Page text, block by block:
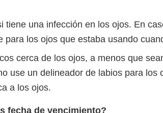
tiene una infección en los ojos. En
para los ojos que estaba usando
cerca de los ojos, a menos que
use un delineador de labios para los
a los ojos.
fecha de vencimiento?